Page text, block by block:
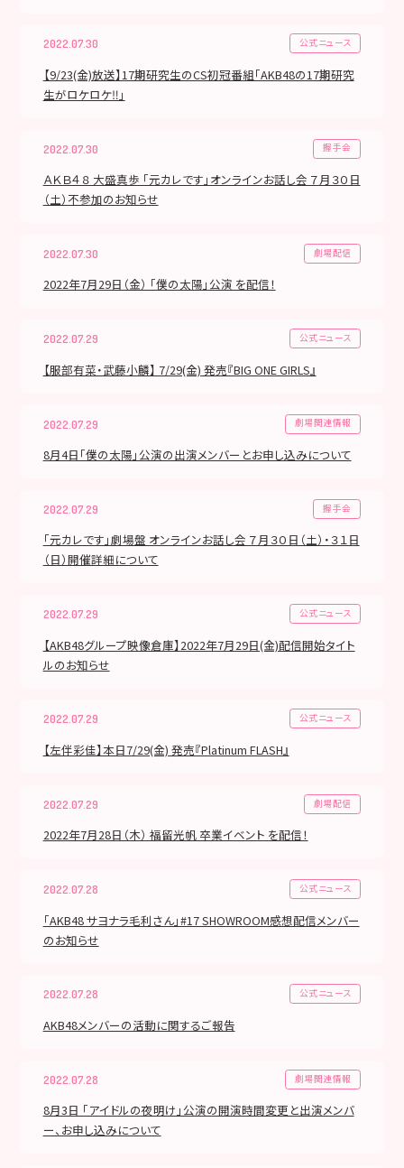
2022.07.30 公式ニュース
【9/23(金)放送】17期研究生のCS初冠番組「AKB48の17期研究
生がロケロケ‼」
2022.07.30 握手会
ＡＫＢ４８ 大盛真歩 「元カレです」オンラインお話し会 ７月３０日
（土）不参加のお知らせ
2022.07.30 劇場配信
2022年7月29日（金） 「僕の太陽」公演 を配信！
2022.07.29 公式ニュース
【服部有菜・武藤小麟】 7/29(金) 発売『BIG ONE GIRLS』
2022.07.29 劇場関連情報
8月4日「僕の太陽」公演の出演メンバーとお申し込みについて
2022.07.29 握手会
「元カレです」劇場盤 オンラインお話し会 ７月３０日（土）・３１日
（日）開催詳細について
2022.07.29 公式ニュース
【AKB48グループ映像倉庫】2022年7月29日(金)配信開始タイト
ルのお知らせ
2022.07.29 公式ニュース
【左伴彩佳】本日7/29(金) 発売『Platinum FLASH』
2022.07.29 劇場配信
2022年7月28日（木） 福留光帆 卒業イベント を配信！
2022.07.28 公式ニュース
「AKB48 サヨナラ毛利さん」#17 SHOWROOM感想配信メンバー
のお知らせ
2022.07.28 公式ニュース
AKB48メンバーの活動に関するご報告
2022.07.28 劇場関連情報
8月3日 「アイドルの夜明け」公演の開演時間変更と出演メンバ
ー、お申し込みについて